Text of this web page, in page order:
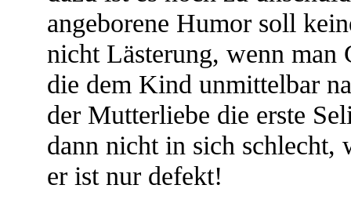
angeborene Humor soll
nicht Lästerung, wenn man
die dem Kind unmittelbar
der Mutterliebe die erste
dann nicht in sich schlecht,
er ist nur defekt!